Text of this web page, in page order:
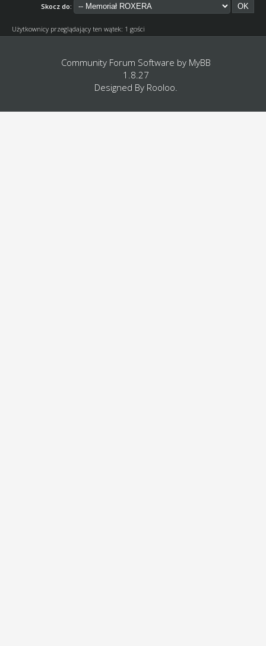
Skocz do:
Użytkownicy przeglądający ten wątek: 1 gości
Community Forum Software by MyBB
1.8.27
Designed By Rooloo.